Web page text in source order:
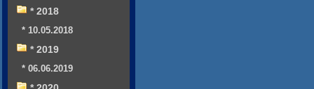
* 2018
* 10.05.2018
* 2019
* 06.06.2019